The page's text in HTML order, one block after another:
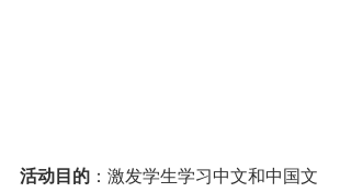
活动目的 ：激发学生学习中文和中国文